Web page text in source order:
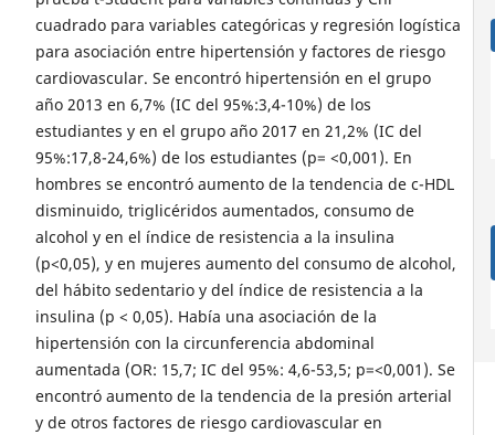
cuadrado para variables categóricas y regresión logística
para asociación entre hipertensión y factores de riesgo
cardiovascular. Se encontró hipertensión en el grupo
año 2013 en 6,7% (IC del 95%:3,4-10%) de los
estudiantes y en el grupo año 2017 en 21,2% (IC del
95%:17,8-24,6%) de los estudiantes (p= <0,001). En
hombres se encontró aumento de la tendencia de c-HDL
disminuido, triglicéridos aumentados, consumo de
alcohol y en el índice de resistencia a la insulina
(p<0,05), y en mujeres aumento del consumo de alcohol,
del hábito sedentario y del índice de resistencia a la
insulina (p < 0,05). Había una asociación de la
hipertensión con la circunferencia abdominal
aumentada (OR: 15,7; IC del 95%: 4,6-53,5; p=<0,001). Se
encontró aumento de la tendencia de la presión arterial
y de otros factores de riesgo cardiovascular en